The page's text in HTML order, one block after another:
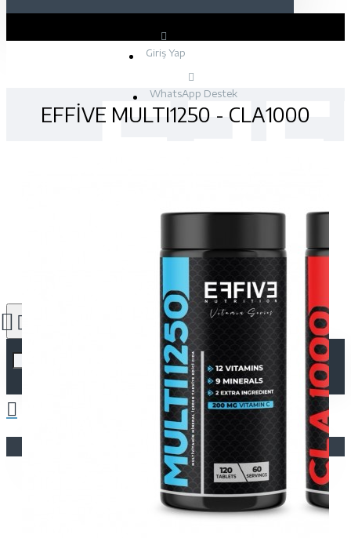
Giriş Yap
WhatsApp Destek
Alışveriş sepetiniz boş!
EFFİVE MULTI1250 - CLA1000